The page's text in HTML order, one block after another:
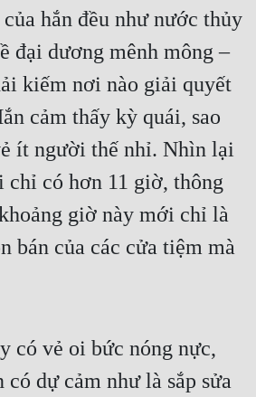
hắn đều như nước thủy
đại dương mênh mông –
kiếm nơi nào giải quyết
cảm thấy kỳ quái, sao
ít người thế nhỉ. Nhìn lại
chỉ có hơn 11 giờ, thông
giờ này mới chỉ là
bán của các cửa tiệm mà
có vẻ oi bức nóng nực,
dự cảm như là sắp sửa